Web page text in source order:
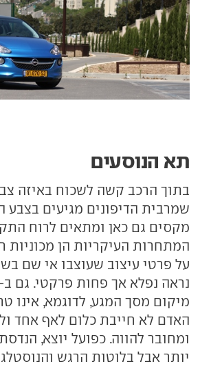
תא הנוסעים
בתוך הרכב קשה לשכוח באיזה
שמרבית הדיפונים מגיעים בצבע
מקסים גם כאן ומתאים לרוח
המתחרות העיקריות הן מכוניות
על פרטי עיצוב שעוצבו אי שם
מיקום מסך המגע, לדוגמא, אינו
האדם לא חייבת כלום לאף אחד
ומחובר להווה. כפועל יוצא,
יותר אבל בלוטות הרגש